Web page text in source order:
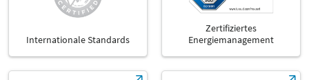
Internationale Standards
Zertifiziertes
Energiemanagement